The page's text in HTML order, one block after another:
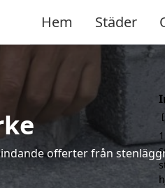
Hem Städer
offerter från
1